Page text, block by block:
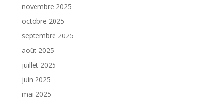
novembre 2025
octobre 2025
septembre 2025
août 2025
juillet 2025
juin 2025
mai 2025